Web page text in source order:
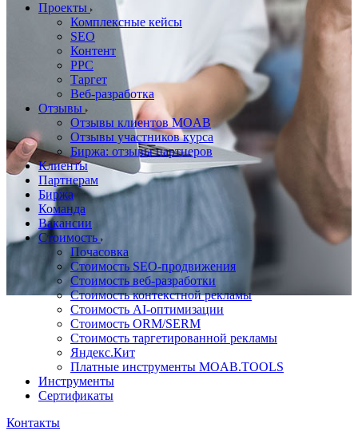
Проекты
Комплексные кейсы
SEO
Контент
PPC
Таргет
Веб-разработка
Отзывы
Отзывы клиентов MOAB
Отзывы участников курса
Биржа: отзывы партнеров
Клиенты
Партнерам
Биржа
Команда
Вакансии
Стоимость
Почасовка
Стоимость SEO-продвижения
Стоимость веб-разработки
Стоимость контекстной рекламы
Стоимость AI-оптимизации
Стоимость ORM/SERM
Стоимость таргетированной рекламы
Яндекс.Кит
Платные инструменты MOAB.TOOLS
Инструменты
Сертификаты
Контакты